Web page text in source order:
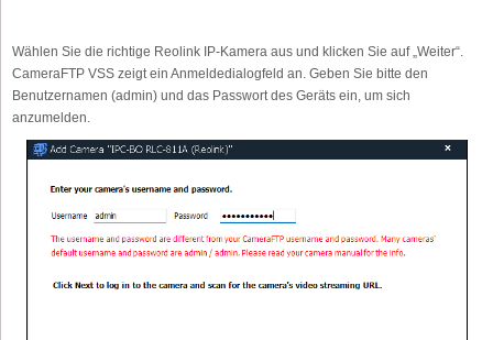
Wählen Sie die richtige Reolink IP-Kamera aus und klicken Sie auf „Weiter“.
CameraFTP VSS zeigt ein Anmeldedialogfeld an. Geben Sie bitte den
Benutzernamen (admin) und das Passwort des Geräts ein, um sich
anzumelden.